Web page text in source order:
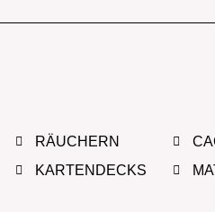
RÄUCHERN
KARTENDECKS